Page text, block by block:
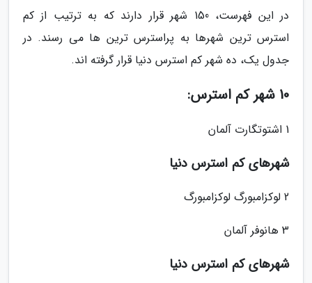
در این فهرست، 150 شهر قرار دارند که به ترتیب از کم
استرس ترین شهرها به پراسترس ترین ها می رسند. در
جدول یک، ده شهر کم استرس دنیا قرار گرفته اند.
10 شهر کم استرس:
1 اشتوتگارت آلمان
شهرهای کم استرس دنیا
2 لوکزامبورگ لوکزامبورگ
3 هانوفر آلمان
شهرهای کم استرس دنیا